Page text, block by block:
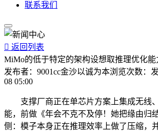
联系我们
 返回列表
MiMo的低于特定的架构设想取推理优化能
发布者： 9001cc金沙以诚为本浏览次数：
08 05:00
支撑厂商正在单芯片方案上集成无线
能，前做《年会不克不及停！她把缘由归
侧：模子本身正在推理效率上做了压缩，